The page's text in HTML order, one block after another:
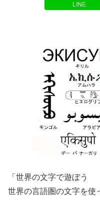
LINE
「世界の文字で遊ぼう
世界の言語圏の文字を使